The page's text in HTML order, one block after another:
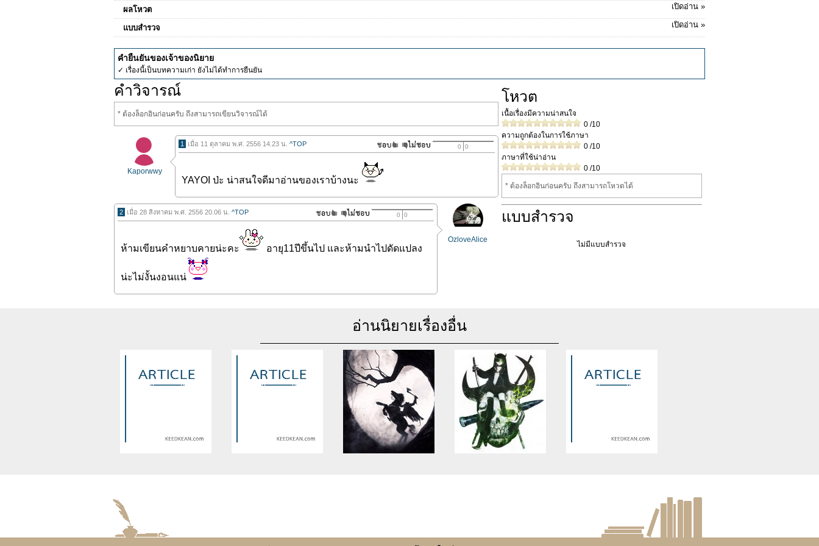
ผลโหวต เปิดอ่าน »
แบบสำรวจ เปิดอ่าน »
คำยืนยันของเจ้าของนิยาย
✓ เรื่องนี้เป็นบทความเก่า ยังไม่ได้ทำการยืนยัน
คำวิจารณ์
* ต้องล็อกอินก่อนครับ ถึงสามารถเขียนวิจารณ์ได้
Kaporwwy
1 เมื่อ 11 ตุลาคม พ.ศ. 2556 14.23 น. ^TOP 0 0
YAYOI ป่ะ น่าสนใจดีมาอ่านของเราบ้างนะ
OzloveAlice
2 เมื่อ 28 สิงหาคม พ.ศ. 2556 20.06 น. ^TOP 0 0
ห้ามเขียนคำหยาบคายน่ะคะ อายุ11ปีขึ้นไป และห้ามนำไปดัดแปลง
น่ะไม่งั้นงอนแน่
โหวต
เนื้อเรื่องมีความน่าสนใจ
0/10
ความถูกต้องในการใช้ภาษา
0/10
ภาษาที่ใช้น่าอ่าน
0/10
* ต้องล็อกอินก่อนครับ ถึงสามารถโหวดได้
แบบสำรวจ
ไม่มีแบบสำรวจ
อ่านนิยายเรื่องอื่น
assumed 'article_topic' (this
will throw an Error in a future
/home/keedkean/domains/keedkean.com/public_html/include/article/show.php/home/keedkean/domains/keedkean.com/public_html/include/article/show.php
/home/keedkean/domains/keedkean.com/public_html/include/article/show.php
will throw an Error in a future
/home/keedkean/domains/keedkean.com/public_html/include/